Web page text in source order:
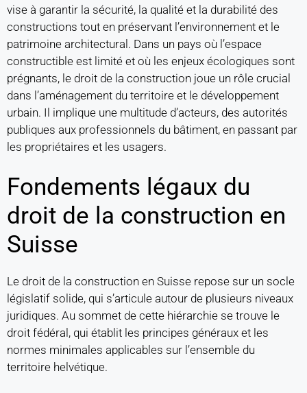
vise à garantir la sécurité, la qualité et la durabilité des
constructions tout en préservant l’environnement et le
patrimoine architectural. Dans un pays où l’espace
constructible est limité et où les enjeux écologiques sont
prégnants, le droit de la construction joue un rôle crucial
dans l’aménagement du territoire et le développement
urbain. Il implique une multitude d’acteurs, des autorités
publiques aux professionnels du bâtiment, en passant par
les propriétaires et les usagers.
Fondements légaux du
droit de la construction en
Suisse
Le droit de la construction en Suisse repose sur un socle
législatif solide, qui s’articule autour de plusieurs niveaux
juridiques. Au sommet de cette hiérarchie se trouve le
droit fédéral, qui établit les principes généraux et les
normes minimales applicables sur l’ensemble du
territoire helvétique.